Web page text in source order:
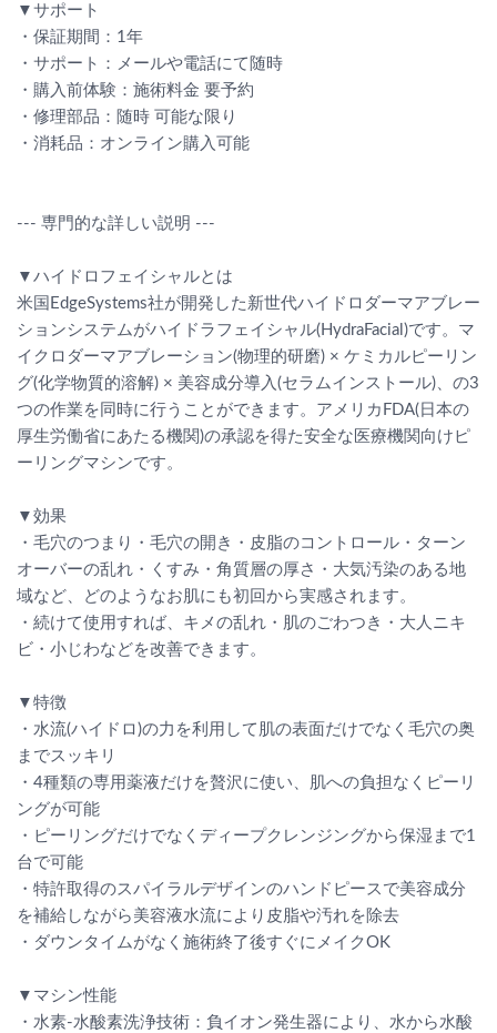
▼サポート
・保証期間：1年
・サポート：メールや電話にて随時
・購入前体験：施術料金 要予約
・修理部品：随時 可能な限り
・消耗品：オンライン購入可能
--- 専門的な詳しい説明 ---
▼ハイドロフェイシャルとは
米国EdgeSystems社が開発した新世代ハイドロダーマアブレー
ションシステムがハイドラフェイシャル(HydraFacial)です。マ
イクロダーマアブレーション(物理的研磨) × ケミカルピーリン
グ(化学物質的溶解) × 美容成分導入(セラムインストール)、の3
つの作業を同時に行うことができます。アメリカFDA(日本の
厚生労働省にあたる機関)の承認を得た安全な医療機関向けピ
ーリングマシンです。
▼効果
・毛穴のつまり・毛穴の開き・皮脂のコントロール・ターン
オーバーの乱れ・くすみ・角質層の厚さ・大気汚染のある地
域など、どのようなお肌にも初回から実感されます。
・続けて使用すれば、キメの乱れ・肌のごわつき・大人ニキ
ビ・小じわなどを改善できます。
▼特徴
・水流(ハイドロ)の力を利用して肌の表面だけでなく毛穴の奥
までスッキリ
・4種類の専用薬液だけを贅沢に使い、肌への負担なくピーリ
ングが可能
・ピーリングだけでなくディープクレンジングから保湿まで1
台で可能
・特許取得のスパイラルデザインのハンドピースで美容成分
を補給しながら美容液水流により皮脂や汚れを除去
・ダウンタイムがなく施術終了後すぐにメイクOK
▼マシン性能
・水素-水酸素洗浄技術：負イオン発生器により、水から水酸